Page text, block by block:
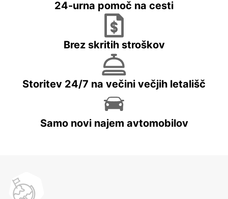
24-urna pomoč na cesti
Brez skritih stroškov
Storitev 24/7 na večini večjih letališč
Samo novi najem avtomobilov